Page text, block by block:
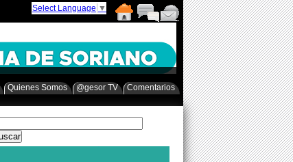
Select Language ▼
Quienes Somos @gesor TV Comentarios